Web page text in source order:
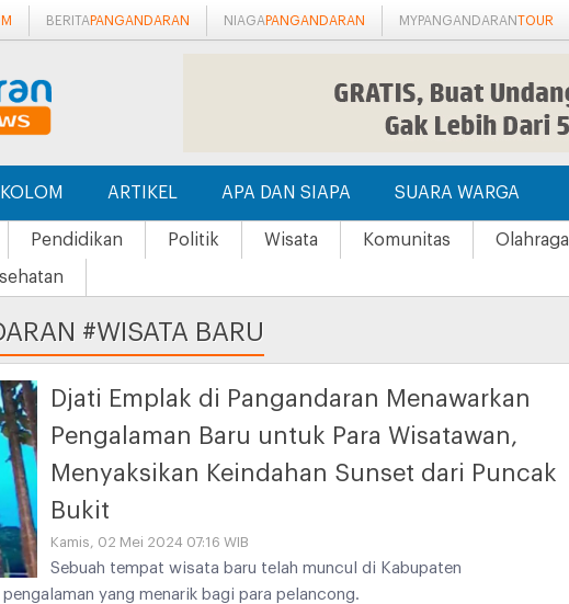
BERITA PANGANDARAN NIAGA PANGANDARAN MYPANGANDARANTOUR
KOLOM ARTIKEL APA DAN SIAPA SUARA WARGA
Pendidikan Politik Wisata Komunitas Olahraga
#WISATA BARU
Djati Emplak di Pangandaran Menawarkan
Pengalaman Baru untuk Para Wisatawan,
Menyaksikan Keindahan Sunset dari Puncak
Bukit
Kamis, 02 Mei 2024 07:16 WIB
Sebuah tempat wisata baru telah muncul di Kabupaten
yang menarik bagi para pelancong.